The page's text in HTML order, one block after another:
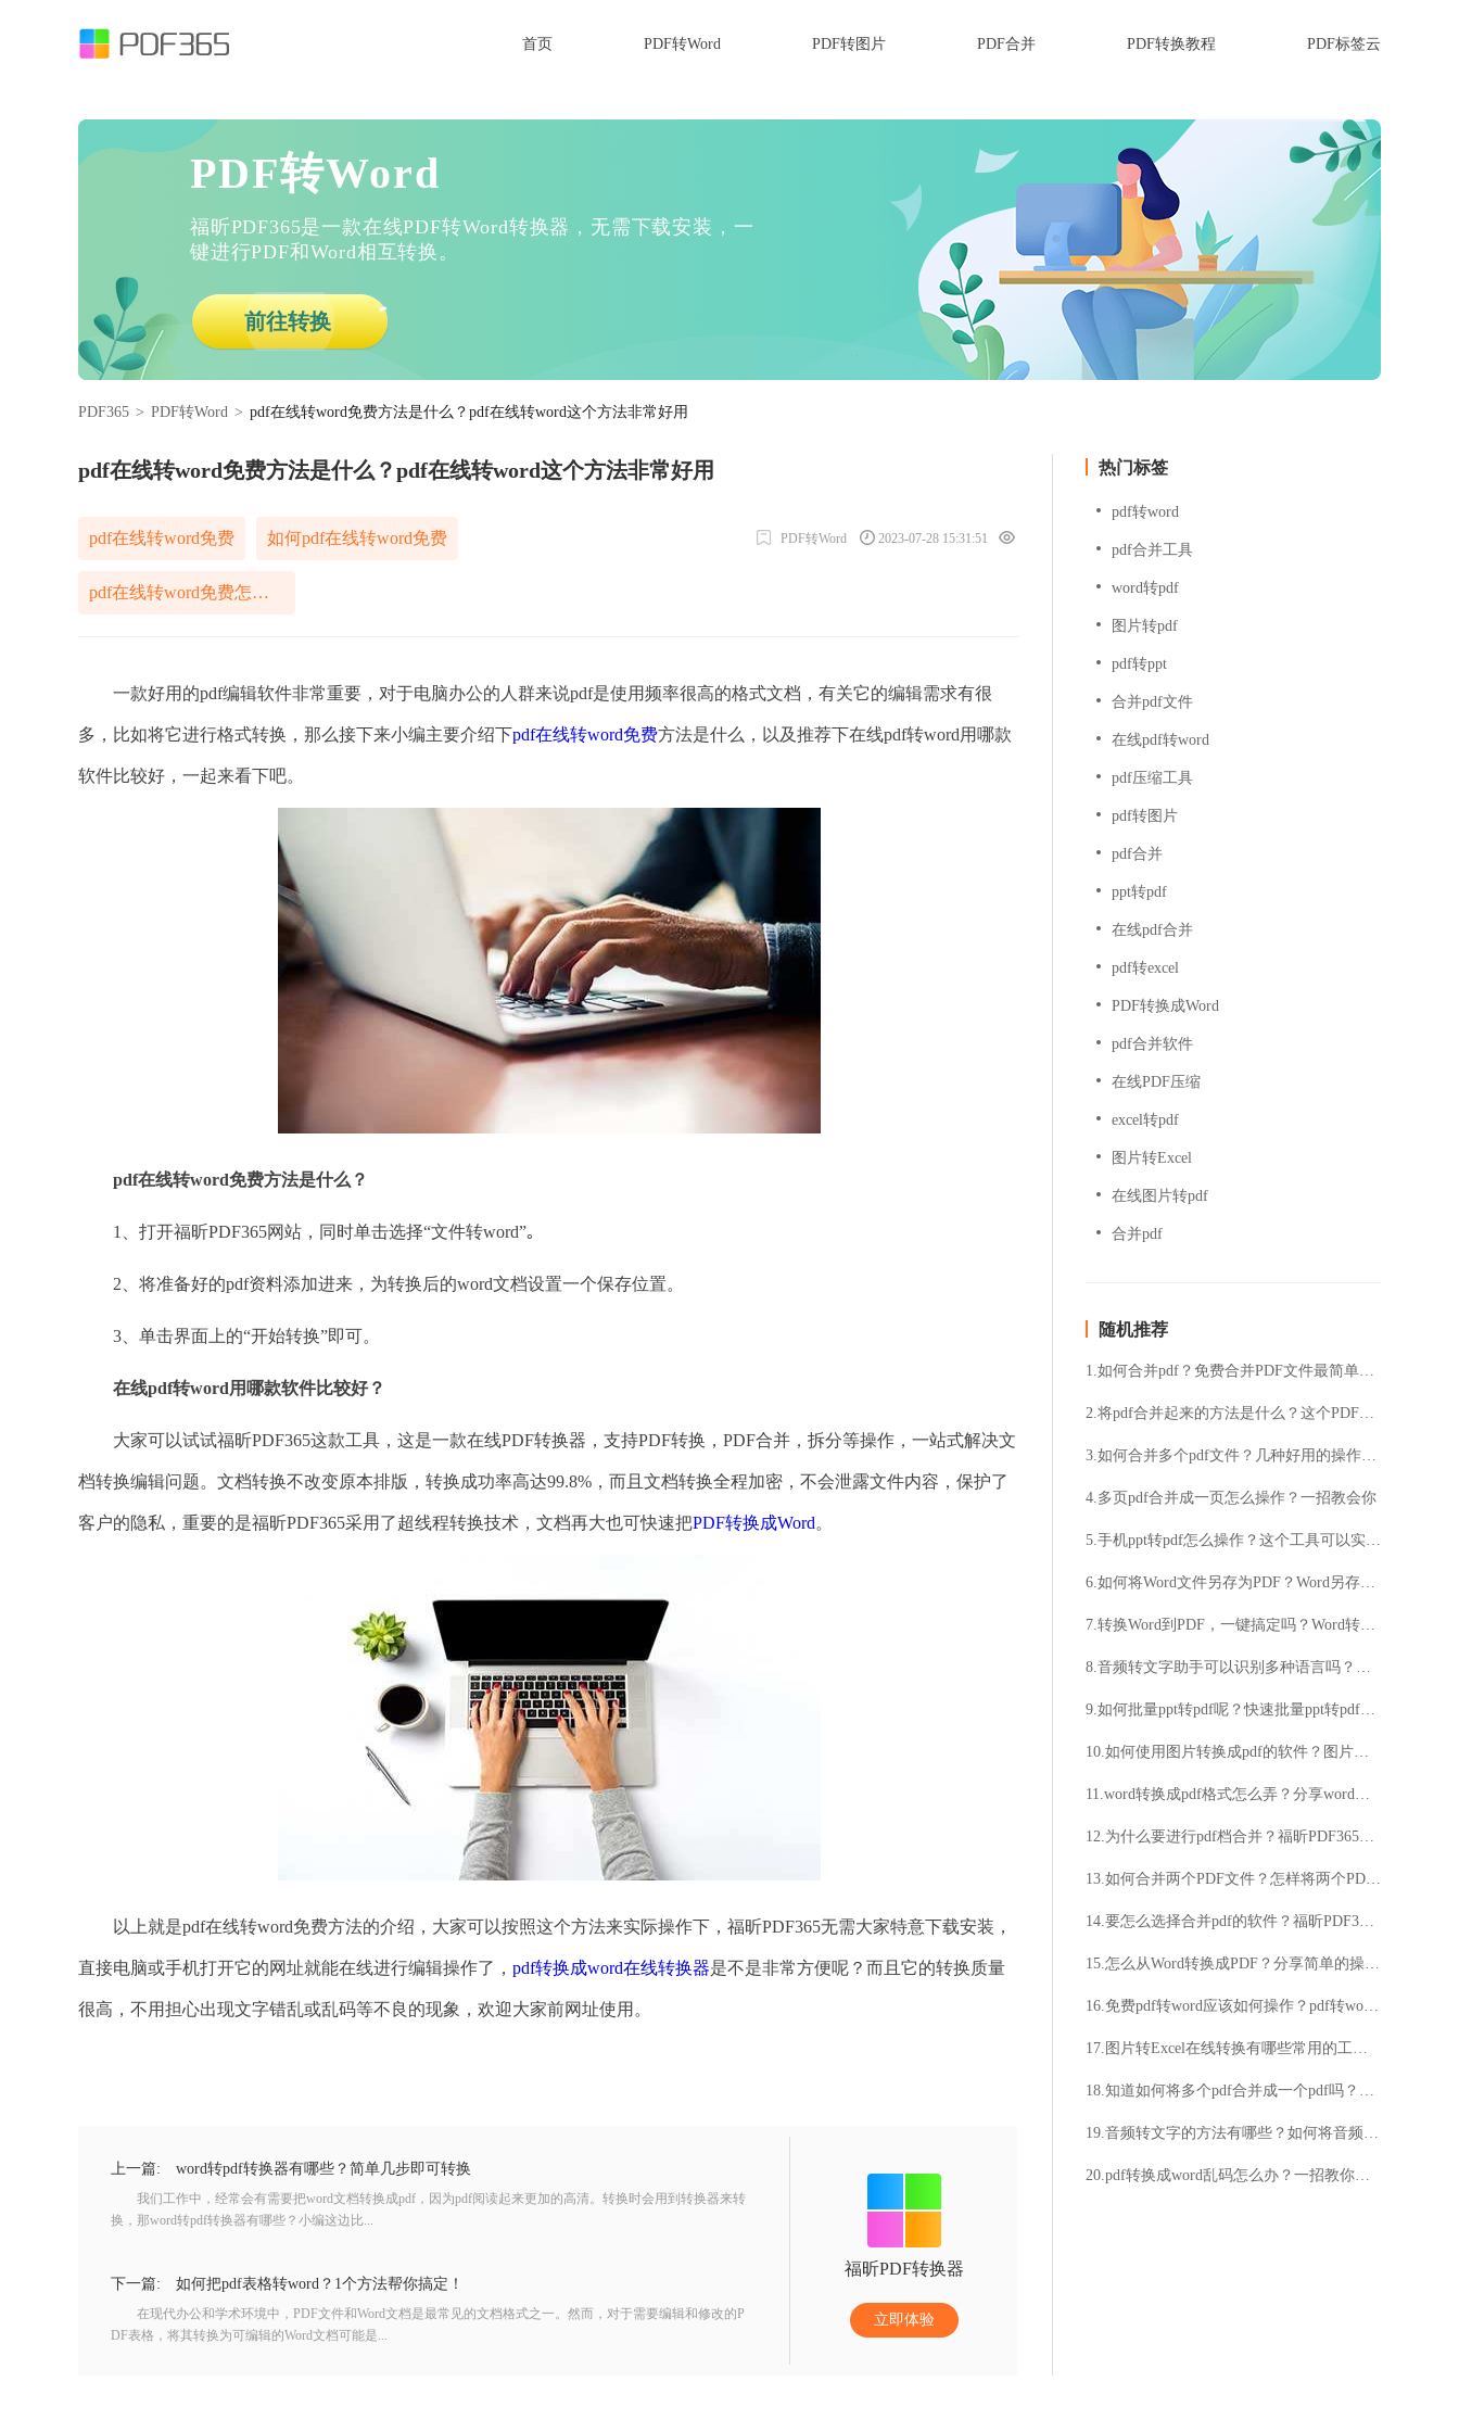
首页 PDF转Word PDF转图片 PDF合并 PDF转换教程 PDF标签云
PDF转Word
福昕PDF365是一款在线PDF转Word转换器，无需下载安装，一
键进行PDF和Word相互转换。
前往转换
PDF365 > PDF转Word > pdf在线转word免费方法是什么？pdf在线转word这个方法非常好用
pdf在线转word免费方法是什么？pdf在线转word这个方法非常好用
pdf在线转word免费 如何pdf在线转word免费
pdf在线转word免费怎样搞定
PDF转Word 2023-07-28 15:31:51
一款好用的pdf编辑软件非常重要，对于电脑办公的人群来说pdf是使用频率很高的格式文档，有关它的编辑需求有很
多，比如将它进行格式转换，那么接下来小编主要介绍下pdf在线转word免费方法是什么，以及推荐下在线pdf转word用哪款
软件比较好，一起来看下吧。
pdf在线转word免费方法是什么？
1、打开福昕PDF365网站，同时单击选择“文件转word”｡
2、将准备好的pdf资料添加进来，为转换后的word文档设置一个保存位置。
3、单击界面上的“开始转换”即可。
在线pdf转word用哪款软件比较好？
大家可以试试福昕PDF365这款工具，这是一款在线PDF转换器，支持PDF转换，PDF合并，拆分等操作，一站式解决文
档转换编辑问题。文档转换不改变原本排版，转换成功率高达99.8%，而且文档转换全程加密，不会泄露文件内容，保护了
客户的隐私，重要的是福昕PDF365采用了超线程转换技术，文档再大也可快速把PDF转换成Word。
以上就是pdf在线转word免费方法的介绍，大家可以按照这个方法来实际操作下，福昕PDF365无需大家特意下载安装，
直接电脑或手机打开它的网址就能在线进行编辑操作了， pdf转换成word在线转换器是不是非常方便呢？而且它的转换质量
很高，不用担心出现文字错乱或乱码等不良的现象，欢迎大家前网址使用。
上一篇: word转pdf转换器有哪些？简单几步即可转换
我们工作中，经常会有需要把word文档转换成pdf，因为pdf阅读起来更加的高清。转换时会用到转换器来转
换，那word转pdf转换器有哪些？小编这边比...
下一篇: 如何把pdf表格转word？1个方法帮你搞定！
在现代办公和学术环境中，PDF文件和Word文档是最常见的文档格式之一。然而，对于需要编辑和修改的P
DF表格，将其转换为可编辑的Word文档可能是...
福昕PDF转换器
立即体验
热门标签
pdf转word
pdf合并工具
word转pdf
图片转pdf
pdf转ppt
合并pdf文件
在线pdf转word
pdf压缩工具
pdf转图片
pdf合并
ppt转pdf
在线pdf合并
pdf转excel
PDF转换成Word
pdf合并软件
在线PDF压缩
excel转pdf
图片转Excel
在线图片转pdf
合并pdf
随机推荐
1.如何合并pdf？免费合并PDF文件最简单的方法分享
2.将pdf合并起来的方法是什么？这个PDF合并软件真的不错!
3.如何合并多个pdf文件？几种好用的操作技巧分享给大家
4.多页pdf合并成一页怎么操作？一招教会你
5.手机ppt转pdf怎么操作？这个工具可以实现ppt转pdf
6.如何将Word文件另存为PDF？Word另存为PDF的步骤是什么？
7.转换Word到PDF，一键搞定吗？Word转PDF，快速高效可靠吗？
8.音频转文字助手可以识别多种语言吗？它的准确率如何？
9.如何批量ppt转pdf呢？快速批量ppt转pdf方法详解
10.如何使用图片转换成pdf的软件？图片转换成pdf的软件用法详解
11.word转换成pdf格式怎么弄？分享word转pdf的快捷方法！
12.为什么要进行pdf档合并？福昕PDF365告诉你
13.如何合并两个PDF文件？怎样将两个PDF文件合并？
14.要怎么选择合并pdf的软件？福昕PDF365方便又实用
15.怎么从Word转换成PDF？分享简单的操作方法
16.免费pdf转word应该如何操作？pdf转word格式技巧详解
17.图片转Excel在线转换有哪些常用的工具？如何使用图片转Excel在线转换工具？
18.知道如何将多个pdf合并成一个pdf吗？这篇文章告诉你答案
19.音频转文字的方法有哪些？如何将音频转换为文字？
20.pdf转换成word乱码怎么办？一招教你搞定乱码问题